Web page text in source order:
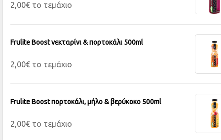
2,00€ το τεμάχιο
Frulite Boost νεκταρίνι & πορτοκάλι 500ml
2,00€ το τεμάχιο
Frulite Boost πορτοκάλι, μήλο & βερύκοκο 500ml
2,00€ το τεμάχιο